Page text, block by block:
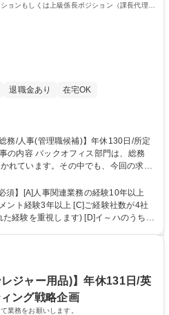
ョンもしくは上級係長ポジション（課長代理相
退職金あり
在宅OK
れています。その中でも、今回の求人
くは上級係長ポジション（課長代理相
課では、より働
人事制度や社内制度を積極的に導入し
外にも、総務業務全般とメンバーマネ
定、社内行事の企画・運営、職場の
さ◎
須】[A]人事関連業務の経験10年以上
ント経験3年以上 [C]ご経験社数が4社
経験を重視します) [D]イ～ハのうちい
経験 ハ.戦略人事や人事制度の施策を
した経験 ※PCスキル(Vlookupや集計
)は必要 【魅力】幅広く総務人事のご
短
ジャー用品)】年休131日/英
ング戦略企画
業務をお願いします。